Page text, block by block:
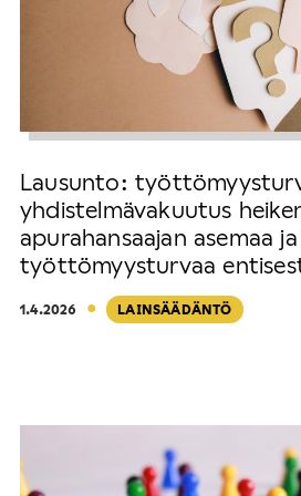
Lausunto:
yhdistelmävakuutus
apurahansaajan asemaa
työttömyysturvaa
1.4.2026 · LAINSÄÄDÄNTÖ